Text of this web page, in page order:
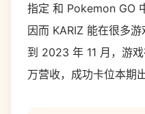
指定 和 Pokemon GO
因而 KARIZ 能在很多游
到 2023 年 11 月，游
万营收，成功卡位本期